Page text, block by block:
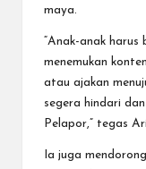
maya.
“Anak-anak
menemukan
atau ajakan
segera hindari
Pelapor,” tegas
Ia juga